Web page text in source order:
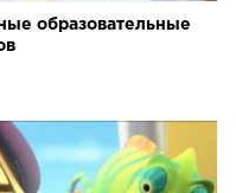
образовательные